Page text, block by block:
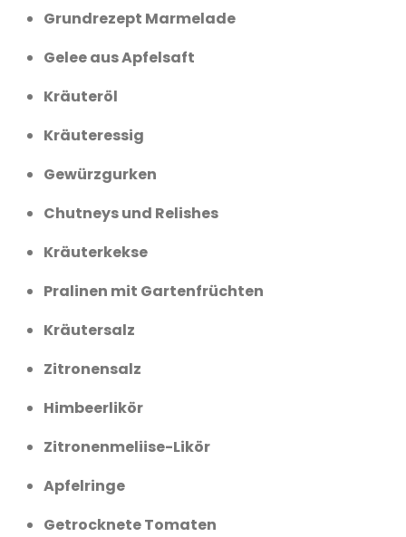
Grundrezept Marmelade
Gelee aus Apfelsaft
Kräuteröl
Kräuteressig
Gewürzgurken
Chutneys und Relishes
Kräuterkekse
Pralinen mit Gartenfrüchten
Kräutersalz
Zitronensalz
Himbeerlikör
Zitronenmeliise-Likör
Apfelringe
Getrocknete Tomaten